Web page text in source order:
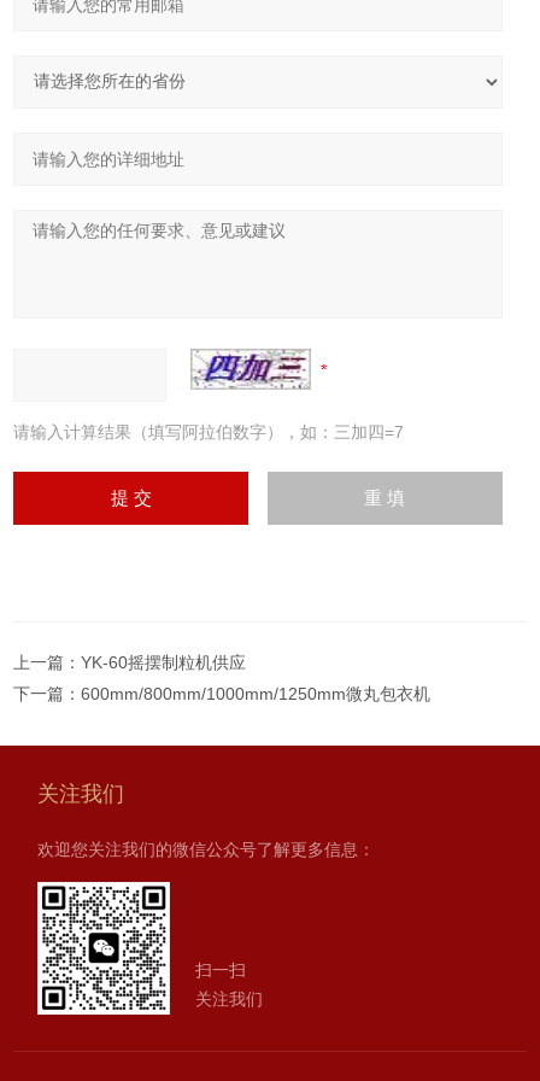
请输入计算结果（填写阿拉伯数字），如：三加四=7
上一篇：YK-60摇摆制粒机供应
下一篇：600mm/800mm/1000mm/1250mm微丸包衣机
关注我们
欢迎您关注我们的微信公众号了解更多信息：
扫一扫
关注我们